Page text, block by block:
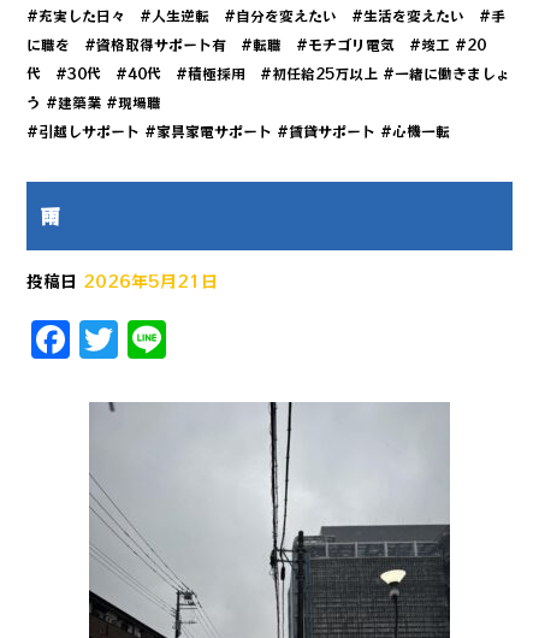
#充実した日々 #人生逆転 #自分を変えたい #生活を変えたい #手
に職を #資格取得サポート有 #転職 #モチゴリ電気 #竣工 #20
代 #30代 #40代 #積極採用 #初任給25万以上 #一緒に働きましょ
う #建築業 #現場職
#引越しサポート #家具家電サポート #賃貸サポート #心機一転
雨
投稿日 2026年5月21日
F
a
c
b
o
o
k
T
w
it e